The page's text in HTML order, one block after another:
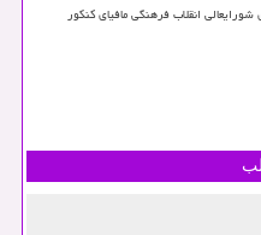
انقلاب فرهنگی مافیای کنکور